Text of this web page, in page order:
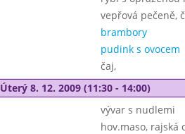
vepřová pečeně,
brambory
pudink s ovocem
čaj,
Úterý 8. 12. 2009 (11:30 - 14:00)
vývar s nudlemi
hov.maso, rajská